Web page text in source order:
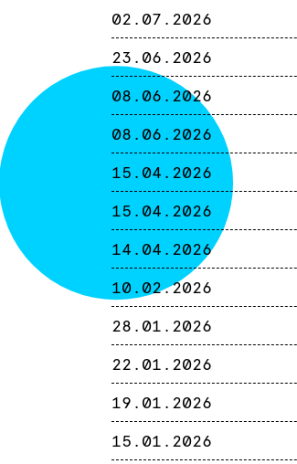
02.07.2026
23.06.2026
08.06.2026
08.06.2026
15.04.2026
15.04.2026
14.04.2026
10.02.2026
28.01.2026
22.01.2026
19.01.2026
15.01.2026